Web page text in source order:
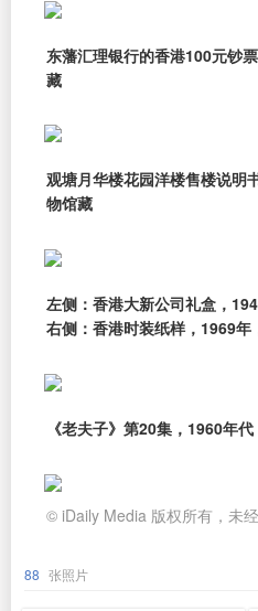
东藩汇理银行的香港100元钞
藏
观塘月华楼花园洋楼售楼说明
物馆藏
左侧：香港大新公司礼盒，
右侧：香港时装纸样，1969年
《老夫子》第20集，1960年
© iDaily Media 版权所有，未经
88 张照片